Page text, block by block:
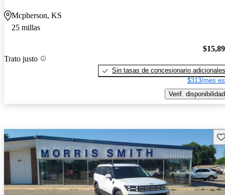
Mcpherson, KS
25 millas
Trato justo
Sin tasas de concesionario adicionales
$313/mes
Verif. disponibilidad